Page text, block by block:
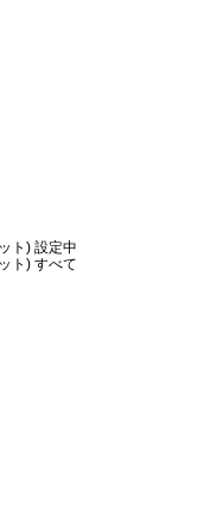
ト) 設定中
ト) すべて